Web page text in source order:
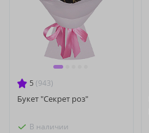
5 (943)
Букет "Секрет роз"
В наличии